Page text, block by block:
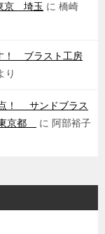
京 埼玉 に 橋崎
！ ブラスト工房
り
！ サンドブラス
京都
に 阿部裕子